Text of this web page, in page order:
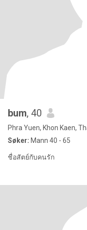
bum, 40
Phra Yuen, Khon Kaen,
Søker: Mann 40 - 65
ชื่อสัตย์กับคนรัก